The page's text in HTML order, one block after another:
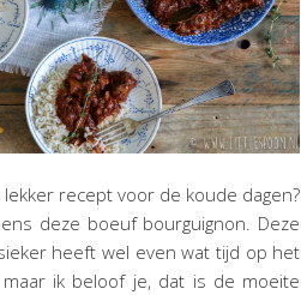
recept voor de koude dagen?
deze boeuf bourguignon. Deze
heeft wel even wat tijd op het
ik beloof je, dat is de moeite